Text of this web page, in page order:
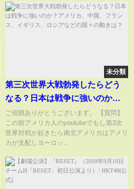
未分類
第三次世界大戦勃発したらどう
なる？日本は戦争に強いのか？
アメリカ、中国、フランス、イ
ギリス、ロシアなどの国々の動
きは？
ご視聴ありがとうございます。 【質問】
この前アメリカ人のyoutubeでもし第3次
世界対戦が起きたら南北アメリカはアメリ
カが支配しヨーロッ...